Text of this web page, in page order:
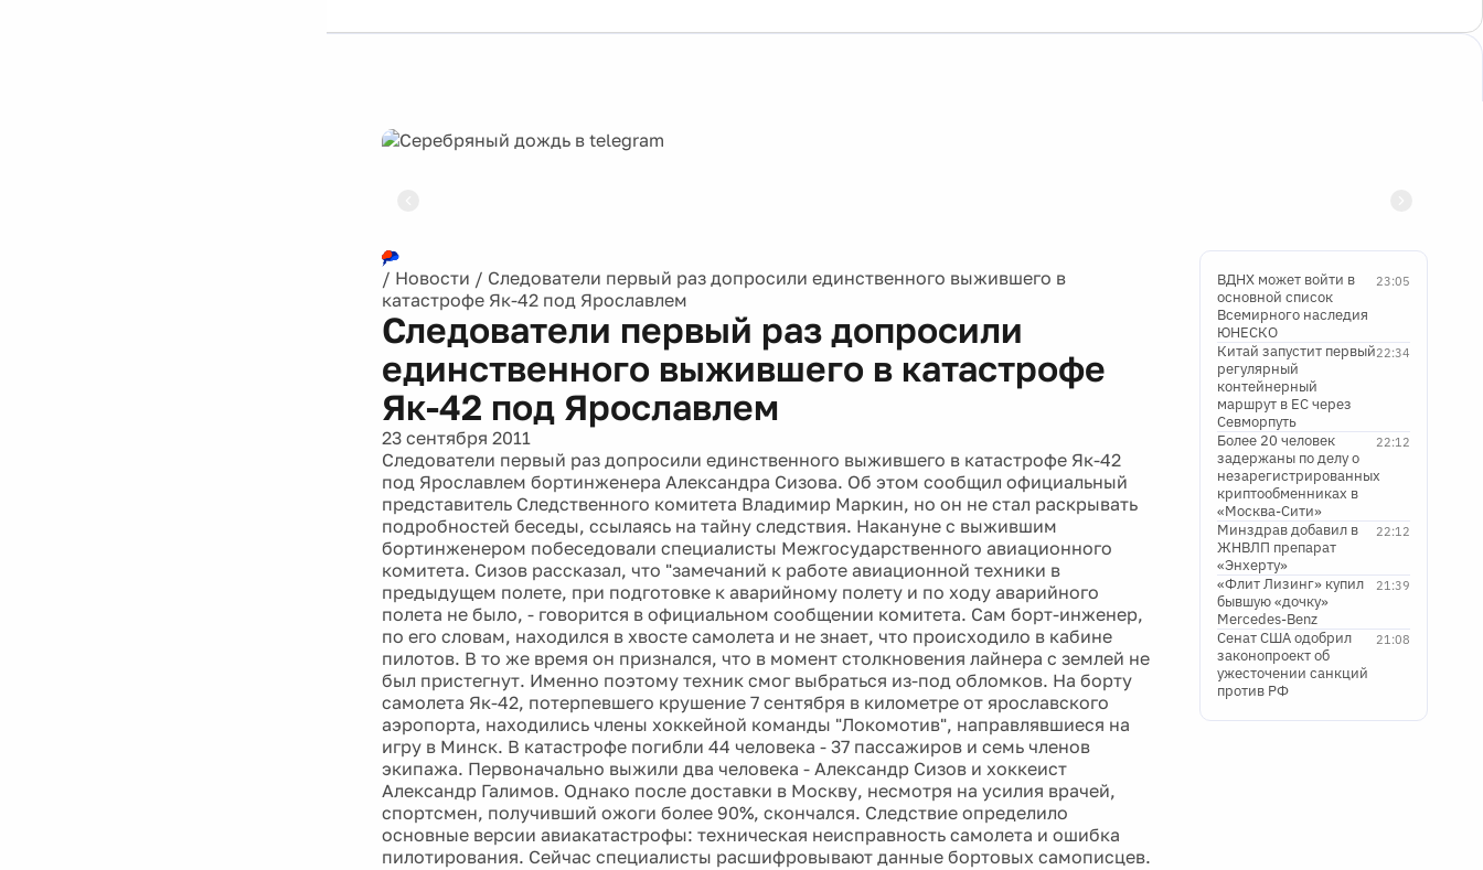
/ Новости / Следователи первый раз допросили единственного выжившего в
катастрофе Як-42 под Ярославлем
Следователи первый раз допросили
единственного выжившего в катастрофе
Як-42 под Ярославлем
23 сентября 2011
Следователи первый раз допросили единственного выжившего в катастрофе Як-42
под Ярославлем бортинженера Александра Сизова. Об этом сообщил официальный
представитель Следственного комитета Владимир Маркин, но он не стал раскрывать
подробностей беседы, ссылаясь на тайну следствия. Накануне с выжившим
бортинженером побеседовали специалисты Межгосударственного авиационного
комитета. Сизов рассказал, что "замечаний к работе авиационной техники в
предыдущем полете, при подготовке к аварийному полету и по ходу аварийного
полета не было, - говорится в официальном сообщении комитета. Сам борт-инженер,
по его словам, находился в хвосте самолета и не знает, что происходило в кабине
пилотов. В то же время он признался, что в момент столкновения лайнера с землей не
был пристегнут. Именно поэтому техник смог выбраться из-под обломков. На борту
самолета Як-42, потерпевшего крушение 7 сентября в километре от ярославского
аэропорта, находились члены хоккейной команды "Локомотив", направлявшиеся на
игру в Минск. В катастрофе погибли 44 человека - 37 пассажиров и семь членов
экипажа. Первоначально выжили два человека - Александр Сизов и хоккеист
Александр Галимов. Однако после доставки в Москву, несмотря на усилия врачей,
спортсмен, получивший ожоги более 90%, скончался. Следствие определило
основные версии авиакатастрофы: техническая неисправность самолета и ошибка
пилотирования. Сейчас специалисты расшифровывают данные бортовых самописцев.
23:05
ВДНХ может войти в
основной список
Всемирного наследия
ЮНЕСКО
22:34
Китай запустит первый
регулярный
контейнерный
маршрут в ЕС через
Севморпуть
22:12
Более 20 человек
задержаны по делу о
незарегистрированных
криптообменниках в
«Москва-Сити»
22:12
Минздрав добавил в
ЖНВЛП препарат
«Энхерту»
21:39
«Флит Лизинг» купил
бывшую «дочку»
Mercedes-Benz
21:08
Сенат США одобрил
законопроект об
ужесточении санкций
против РФ